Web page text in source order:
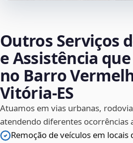
Outros Serviços
e Assistência
no Barro
Vitória‑ES
Atuamos em vias urbanas,
atendendo diferentes ocorrências
Remoção de veículos em locais